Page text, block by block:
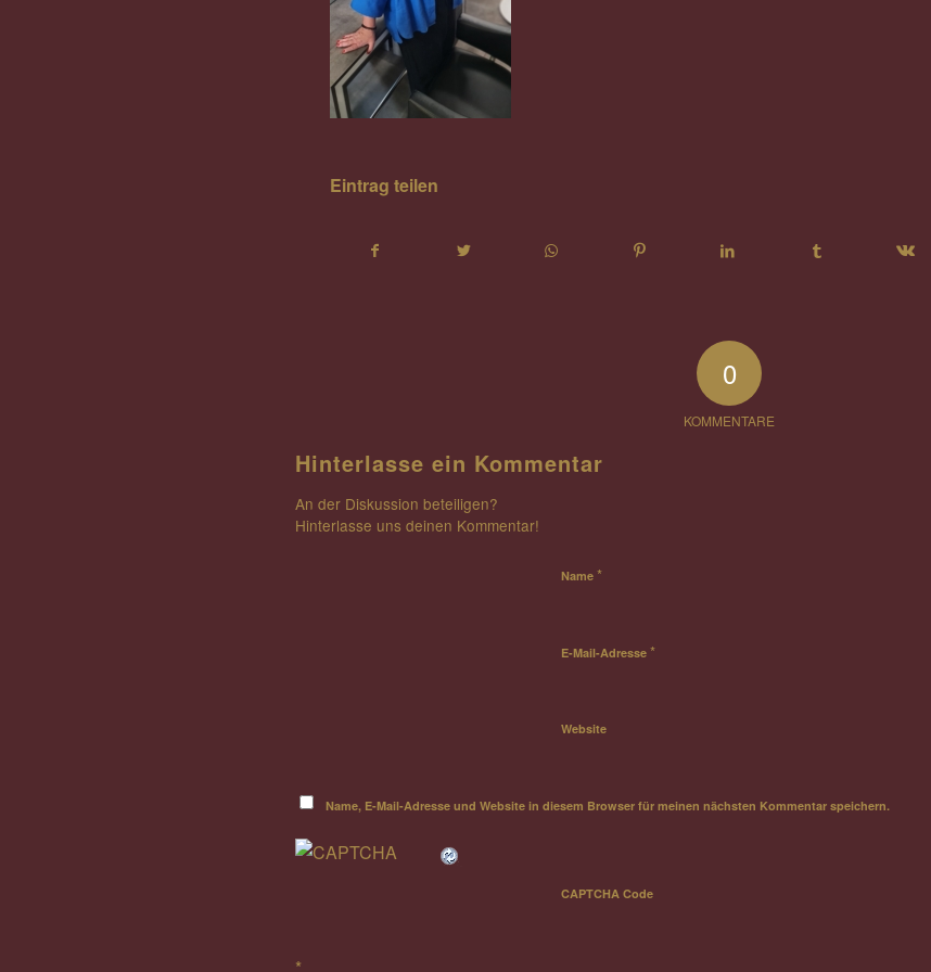
Eintrag teilen
0
KOMMENTARE
Hinterlasse ein Kommentar
An der Diskussion beteiligen?
Hinterlasse uns deinen Kommentar!
Name *
E-Mail-Adresse *
Website
Name, E-Mail-Adresse und Website in diesem Browser für meinen nächsten Kommentar speichern.
CAPTCHA Code